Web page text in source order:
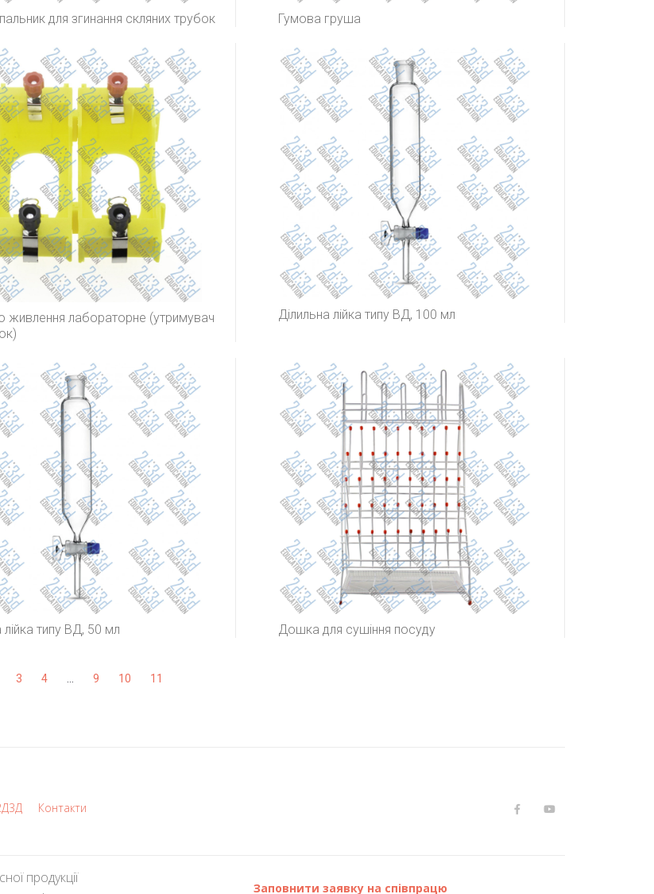
для згинання скляних трубок Гумова груша
живлення лабораторне (утримувач
Ділильна лійка типу ВД, 100 мл
лійка типу ВД, 50 мл Дошка для сушіння посуду
3 4 … 9 10 11
Контакти
продукції
Заповнити заявку на співпрацю